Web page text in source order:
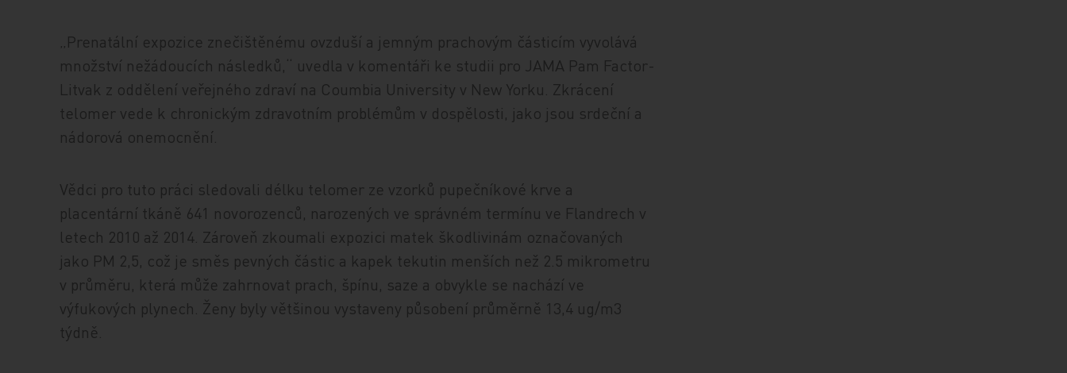
„Prenatální expozice znečištěnému ovzduší a jemným prachovým částicím vyvolává
množství nežádoucích následků,“ uvedla v komentáři ke studii pro JAMA Pam Factor-
Litvak z oddělení veřejného zdraví na Coumbia University v New Yorku. Zkrácení
telomer vede k chronickým zdravotním problémům v dospělosti, jako jsou srdeční a
nádorová onemocnění.
Vědci pro tuto práci sledovali délku telomer ze vzorků pupečníkové krve a
placentární tkáně 641 novorozenců, narozených ve správném termínu ve Flandrech v
letech 2010 až 2014. Zároveň zkoumali expozici matek škodlivinám označovaných
jako PM 2,5, což je směs pevných částic a kapek tekutin menších než 2.5 mikrometru
v průměru, která může zahrnovat prach, špínu, saze a obvykle se nachází ve
výfukových plynech. Ženy byly většinou vystaveny působení průměrně 13,4 ug/m3
týdně.